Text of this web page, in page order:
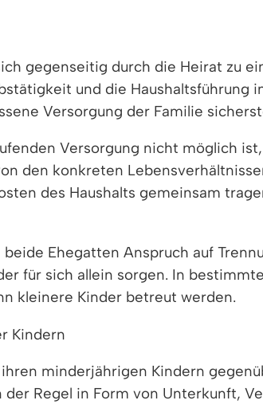
gegenseitig durch die Heirat zu
und die Haushaltsführung
Versorgung der Familie
Versorgung nicht möglich
den konkreten
des Haushalts gemeinsam
Ehegatten Anspruch auf
für sich allein sorgen. In
kleinere Kinder betreut werden.
Kindern
minderjährigen Kindern
Regel in Form von Unterkunft,